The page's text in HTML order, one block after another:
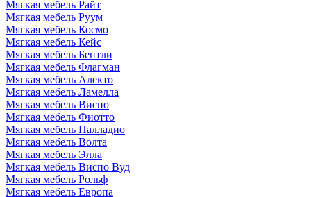
Мягкая мебель Райт
Мягкая мебель Руум
Мягкая мебель Космо
Мягкая мебель Кейс
Мягкая мебель Бентли
Мягкая мебель Флагман
Мягкая мебель Алекто
Мягкая мебель Ламелла
Мягкая мебель Виспо
Мягкая мебель Фиотто
Мягкая мебель Палладио
Мягкая мебель Волта
Мягкая мебель Элла
Мягкая мебель Виспо Вуд
Мягкая мебель Рольф
Мягкая мебель Европа